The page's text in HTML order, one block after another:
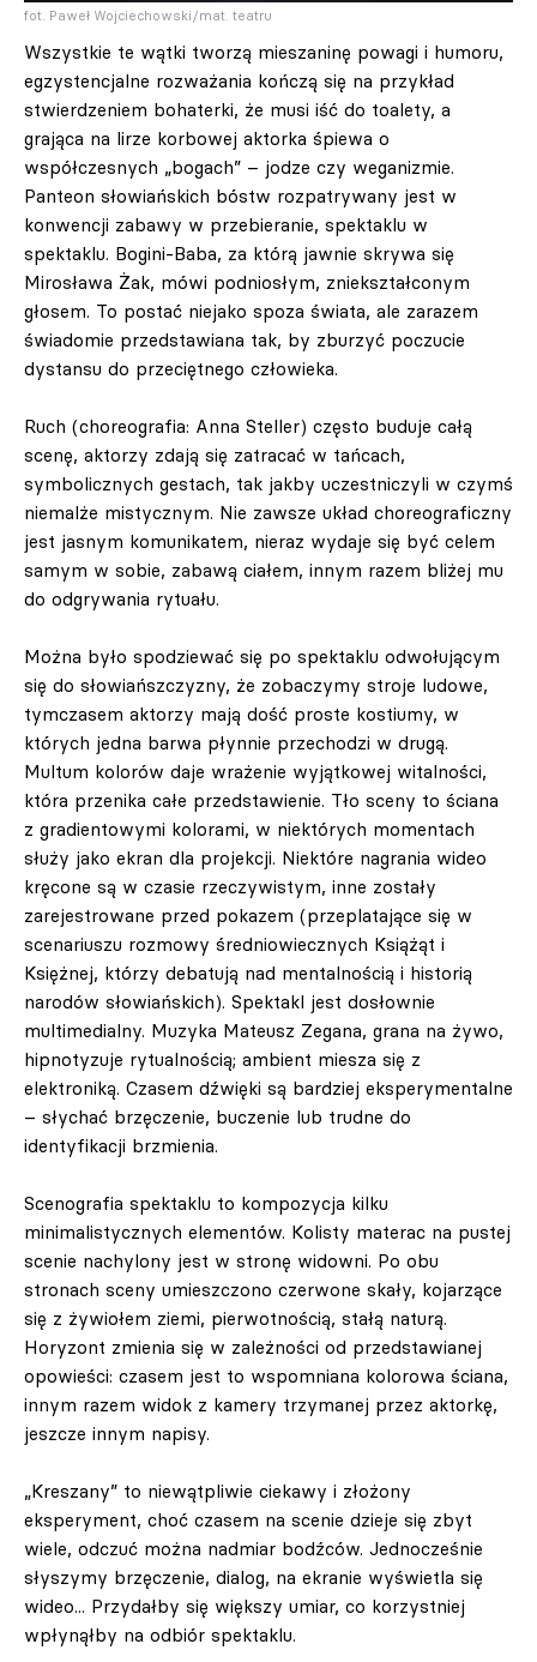
fot. Paweł Wojciechowski/mat. teatru
Wszystkie te wątki tworzą mieszaninę powagi i humoru,
egzystencjalne rozważania kończą się na przykład
stwierdzeniem bohaterki, że musi iść do toalety, a
grająca na lirze korbowej aktorka śpiewa o
współczesnych „bogach” – jodze czy weganizmie.
Panteon słowiańskich bóstw rozpatrywany jest w
konwencji zabawy w przebieranie, spektaklu w
spektaklu. Bogini-Baba, za którą jawnie skrywa się
Mirosława Żak, mówi podniosłym, zniekształconym
głosem. To postać niejako spoza świata, ale zarazem
świadomie przedstawiana tak, by zburzyć poczucie
dystansu do przeciętnego człowieka.
Ruch (choreografia: Anna Steller) często buduje całą
scenę, aktorzy zdają się zatracać w tańcach,
symbolicznych gestach, tak jakby uczestniczyli w czymś
niemalże mistycznym. Nie zawsze układ choreograficzny
jest jasnym komunikatem, nieraz wydaje się być celem
samym w sobie, zabawą ciałem, innym razem bliżej mu
do odgrywania rytuału.
Można było spodziewać się po spektaklu odwołującym
się do słowiańszczyzny, że zobaczymy stroje ludowe,
tymczasem aktorzy mają dość proste kostiumy, w
których jedna barwa płynnie przechodzi w drugą.
Multum kolorów daje wrażenie wyjątkowej witalności,
która przenika całe przedstawienie. Tło sceny to ściana
z gradientowymi kolorami, w niektórych momentach
służy jako ekran dla projekcji. Niektóre nagrania wideo
kręcone są w czasie rzeczywistym, inne zostały
zarejestrowane przed pokazem (przeplatające się w
scenariuszu rozmowy średniowiecznych Książąt i
Księżnej, którzy debatują nad mentalnością i historią
narodów słowiańskich). Spektakl jest dosłownie
multimedialny. Muzyka Mateusz Zegana, grana na żywo,
hipnotyzuje rytualnością; ambient miesza się z
elektroniką. Czasem dźwięki są bardziej eksperymentalne
– słychać brzęczenie, buczenie lub trudne do
identyfikacji brzmienia.
Scenografia spektaklu to kompozycja kilku
minimalistycznych elementów. Kolisty materac na pustej
scenie nachylony jest w stronę widowni. Po obu
stronach sceny umieszczono czerwone skały, kojarzące
się z żywiołem ziemi, pierwotnością, stałą naturą.
Horyzont zmienia się w zależności od przedstawianej
opowieści: czasem jest to wspomniana kolorowa ściana,
innym razem widok z kamery trzymanej przez aktorkę,
jeszcze innym napisy.
„Kreszany” to niewątpliwie ciekawy i złożony
eksperyment, choć czasem na scenie dzieje się zbyt
wiele, odczuć można nadmiar bodźców. Jednocześnie
słyszymy brzęczenie, dialog, na ekranie wyświetla się
wideo... Przydałby się większy umiar, co korzystniej
wpłynąłby na odbiór spektaklu.